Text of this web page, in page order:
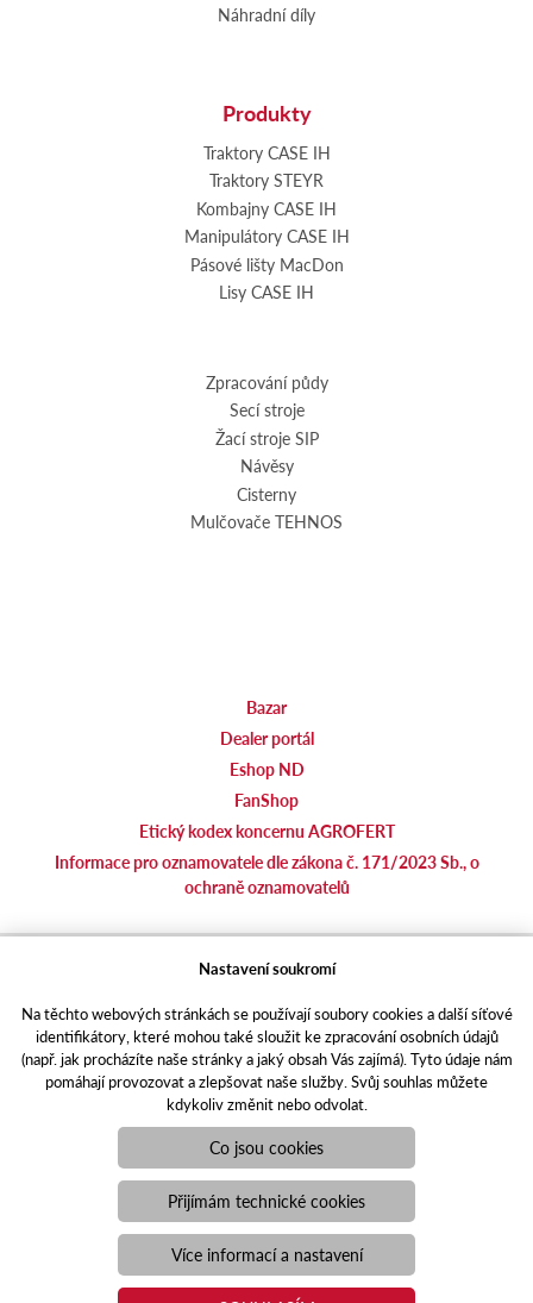
Náhradní díly
Produkty
Traktory CASE IH
Traktory STEYR
Kombajny CASE IH
Manipulátory CASE IH
Pásové lišty MacDon
Lisy CASE IH
Zpracování půdy
Secí stroje
Žací stroje SIP
Návěsy
Cisterny
Mulčovače TEHNOS
Bazar
Dealer portál
Eshop ND
FanShop
Etický kodex koncernu AGROFERT
Informace pro oznamovatele dle zákona č. 171/2023 Sb., o
ochraně oznamovatelů
Responzivní webPuxdesign | agrics.cz © 2021
Toto jsou internetové stránky společnosti AGRI CS a. s., se sídlem
v Hustopečích, Hybešova 14, PSČ 69301, IČO 26243334,
zapsané v OR vedeném Krajským soudem v Brně, oddíl B, vložka
3582. Společnost AGRI CS a.s. je členem koncernu AGROFERT
agrotec.cz
portal.caseklub.cz
shop.agrics.cz
traktorbazar.cz
eshop.agrics.cz/cs
a-finance.cz
Nastavení soukromí
Na těchto webových stránkách se používají soubory cookies a další síťové
identifikátory, které mohou také sloužit ke zpracování osobních údajů
(např. jak procházíte naše stránky a jaký obsah Vás zajímá). Tyto údaje nám
pomáhají provozovat a zlepšovat naše služby. Svůj souhlas můžete
kdykoliv změnit nebo odvolat.
Co jsou cookies
Přijímám technické cookies
Více informací a nastavení